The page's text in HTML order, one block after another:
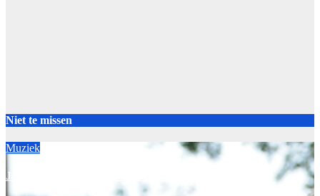
Niet te missen
Muziek
Jacques Herb springt een gat in de lucht